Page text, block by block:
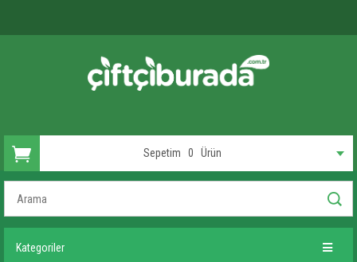
Sepetim 0 Ürün
Kategoriler